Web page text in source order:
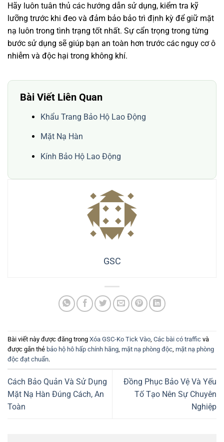
Hãy luôn tuân thủ các hướng dẫn sử dụng, kiểm tra kỹ
lưỡng trước khi đeo và đảm bảo bảo trì định kỳ để giữ mặt
nạ luôn trong tình trạng tốt nhất. Sự cẩn trọng trong từng
bước sử dụng sẽ giúp bạn an toàn hơn trước các nguy cơ ô
nhiễm và độc hại trong không khí.
Bài Viết Liên Quan
Khẩu Trang Bảo Hộ Lao Động
Mặt Nạ Hàn
Kính Bảo Hộ Lao Động
GSC
Bài viết này được đăng trong Xóa GSC-Ko Tick Vào Các bài có traffic và
được gắn thẻ bảo hộ hô hấp chính hãng mặt nạ phòng độc mặt nạ phòng
độc đạt chuẩn.
Cách Bảo Quản Và Sử Dụng
Mặt Nạ Hàn Đúng Cách, An
Toàn
Đồng Phục Bảo Vệ Và Yếu
Tố Tạo Nên Sự Chuyên
Nghiệp